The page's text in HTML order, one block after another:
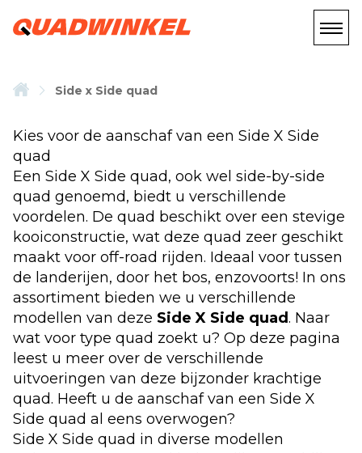
Side x Side quad
Kies voor de aanschaf van een Side X Side
quad
Een Side X Side quad, ook wel side-by-side
quad genoemd, biedt u verschillende
voordelen. De quad beschikt over een stevige
kooiconstructie, wat deze quad zeer geschikt
maakt voor off-road rijden. Ideaal voor tussen
de landerijen, door het bos, enzovoorts! In ons
assortiment bieden we u verschillende
modellen van deze Side X Side quad. Naar
wat voor type quad zoekt u? Op deze pagina
leest u meer over de verschillende
uitvoeringen van deze bijzonder krachtige
quad. Heeft u de aanschaf van een Side X
Side quad al eens overwogen?
Side X Side quad in diverse modellen